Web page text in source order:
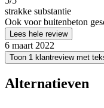
strakke substantie
Ook voor buitenbeton
Lees hele review
6 maart 2022
Toon 1 klantreview met
Alternatieven